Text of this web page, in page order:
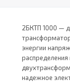
2БКТП 1000 —
энергии
надежное